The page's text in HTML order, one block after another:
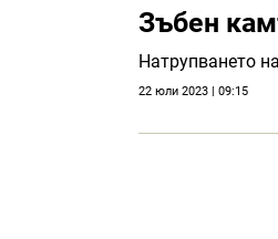
Зъбен
Натрупването
22 юли 2023 | 09:15